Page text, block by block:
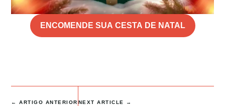
ENCOMENDE SUA CESTA DE NATAL
←ARTIGO ANTERIOR NEXT ARTICLE →